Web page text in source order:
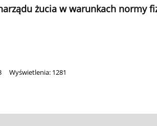
żucia w warunkach normy
Wyświetlenia: 1281